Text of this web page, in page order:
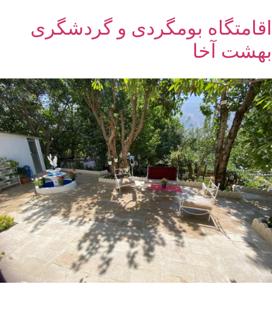
اقامتگاه بومگردی و گردشگری
بهشت آخا